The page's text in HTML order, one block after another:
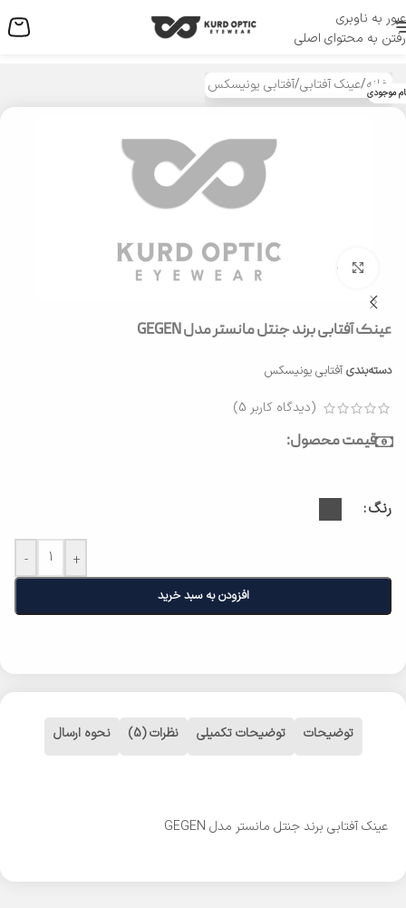
عبور به ناوبری
رفتن به محتوای اصلی
منو
خانه/عینک آفتابی/آفتابی یونیسکس موجودی
بزرگنمایی تصویر
عینک آفتابی برند جنتل مانستر مدل GEGEN
دسته‌بندی آفتابی یونیسکس
(دیدگاه کاربر 5
)
قیمت محصول:
رنگ
- +
افزودن به سبد خرید
توضیحات توضیحات تکمیلی نظرات (5) نحوه ارسال
عینک آفتابی برند جنتل مانستر مدل GEGEN